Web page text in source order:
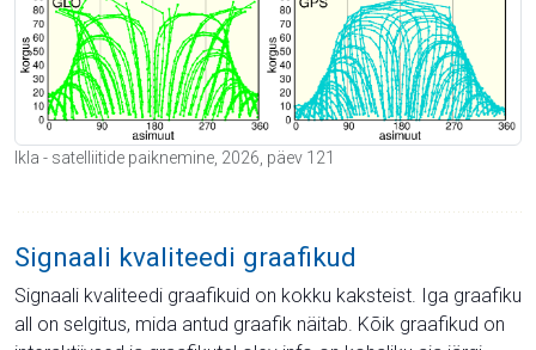
Ikla - satelliitide paiknemine, 2026, päev 121
Signaali kvaliteedi graafikud
Signaali kvaliteedi graafikuid on kokku kaksteist. Iga graafiku
all on selgitus, mida antud graafik näitab. Kõik graafikud on